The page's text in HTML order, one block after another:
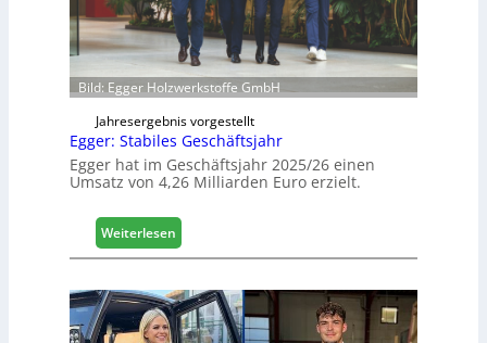
f
n
e
t
L
i
t
k
e
r
e
Bild: Egger Holzwerkstoffe GmbH
Jahresergebnis vorgestellt
Egger: Stabiles Geschäftsjahr
Egger hat im Geschäftsjahr 2025/26 einen
Umsatz von 4,26 Milliarden Euro erzielt.
Weiterlesen
E
g
e
r